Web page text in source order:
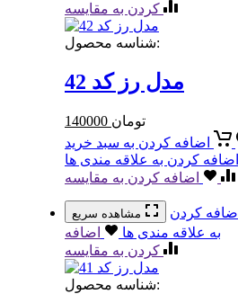
کردن به مقایسه
شناسه محصول:
مدل رز کد 42
140000 تومان
اضافه کردن به سبد خرید
اضافه کردن به علاقه مندی ها
اضافه کردن به مقایسه
مشاهده سریع
اضافه کردن
به علاقه مندی ها
اضافه
کردن به مقایسه
شناسه محصول: